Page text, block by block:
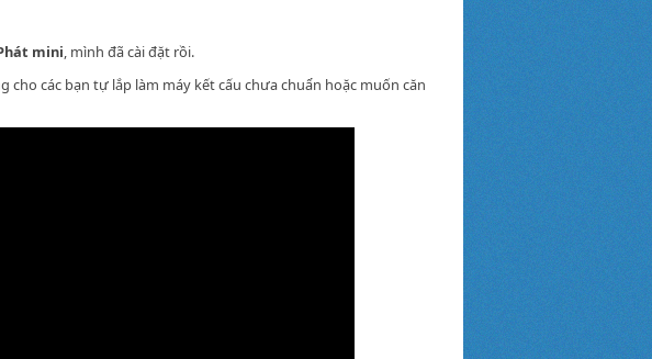
mini, mình đã cài đặt rồi.
cho các bạn tự lắp làm máy kết cấu chưa chuẩn hoặc muốn căn